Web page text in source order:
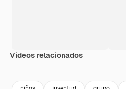
Vídeos relacionados